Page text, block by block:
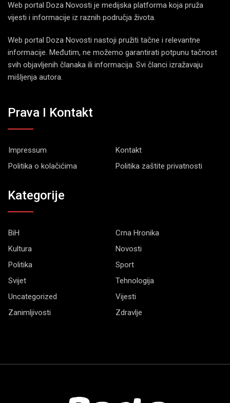
Web portal Doza Novosti je medijska platforma koja pruža
vijesti i informacije iz raznih područja života.
Web portal Doza Novosti nastoji pružiti tačne i relevantne
informacije. Međutim, ne možemo garantirati potpunu tačnost
svih objavljenih članaka ili informacija. Svi članci izražavaju
mišljenja autora.
Prava I Kontakt
Impressum
Kontakt
Politika o kolačićima
Politika zaštite privatnosti
Kategorije
BiH
Crna Hronika
Kultura
Novosti
Politika
Sport
Svijet
Tehnologija
Uncategorized
Vijesti
Zanimljivosti
Zdravlje